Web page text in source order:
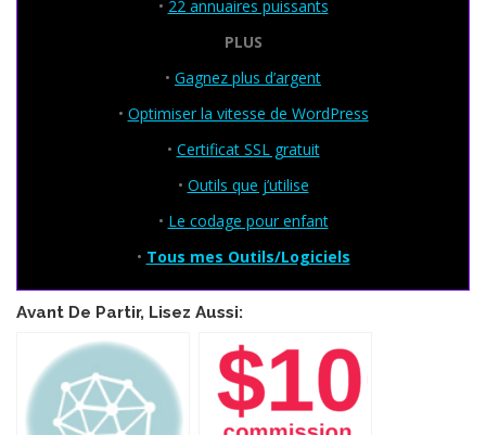
• 22 annuaires puissants
PLUS
• Gagnez plus d’argent
• Optimiser la vitesse de WordPress
• Certificat SSL gratuit
• Outils que j’utilise
• Le codage pour enfant
• Tous mes Outils/Logiciels
Avant De Partir, Lisez Aussi: